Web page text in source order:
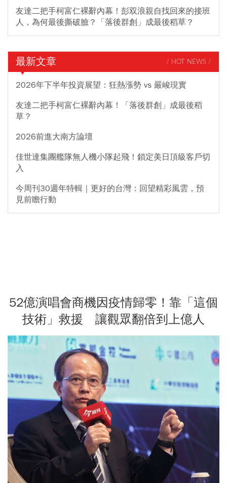
友達二把手柯富仁裸辭內幕！彭双浪親自找回來的接班
人，為何最後撕破臉？「落後群創」成最後稻草？
最新文章 / HOT NEWS /
2026年下半年投資展望：狂熱漲勢 vs 嚴峻現實
友達二把手柯富仁裸辭內幕！「落後群創」成最後稻
草？
2026前進大南方論壇
佳世達集團艦隊無人機小隊起飛！鎖定美日頂級客戶切
入
今周刊30週年特輯｜更好的台灣：回望精彩風雲，預
見前瞻行動
52億演唱會商機因疫情歸零！靠「這個
技術」救援 讓觀眾翻倍到上億人